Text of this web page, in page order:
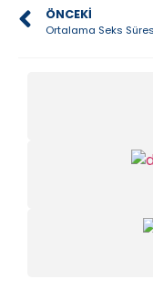
ÖNCEKI
Ortalama Seks